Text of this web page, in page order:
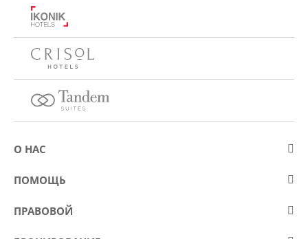
О НАС
О компании Eurostars Hotel Company
Kонкурсы
ПОМОЩЬ
Контакт
ПРАВОВОЙ
Положение